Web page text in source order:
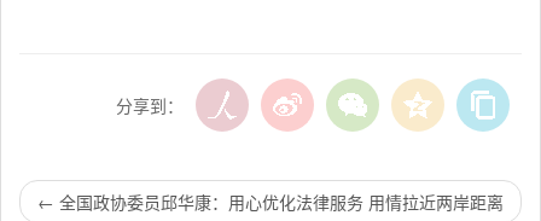
分享到：
← 全国政协委员邱华康：用心优化法律服务 用情拉近两岸距离